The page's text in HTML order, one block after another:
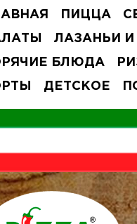
ПИЦЦА
ЛАЗАНЬИ И
БЛЮДА
ДЕТСКОЕ